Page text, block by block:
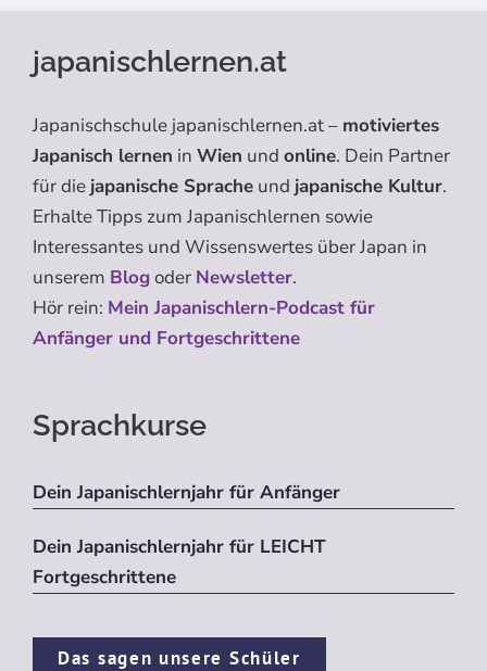
japanischlernen.at
Japanischschule japanischlernen.at – motiviertes
Japanisch lernen in Wien und online. Dein Partner
für die japanische Sprache und japanische Kultur.
Erhalte Tipps zum Japanischlernen sowie
Interessantes und Wissenswertes über Japan in
unserem Blogoder Newsletter.
Hör rein: Mein Japanischlern-Podcast für
Anfänger und Fortgeschrittene
Sprachkurse
Dein Japanischlernjahr für Anfänger
Dein Japanischlernjahr für LEICHT
Fortgeschrittene
Das sagen unsere Schüler